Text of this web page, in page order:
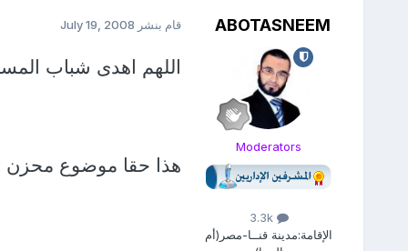
ABOTASNEEM
Moderators
3.3k
الإقامة:مدينة قنــا-مصر(أم
قام بنشر July 19, 2008
اللهم اهدى شباب
هذا حقا موضوع محزن